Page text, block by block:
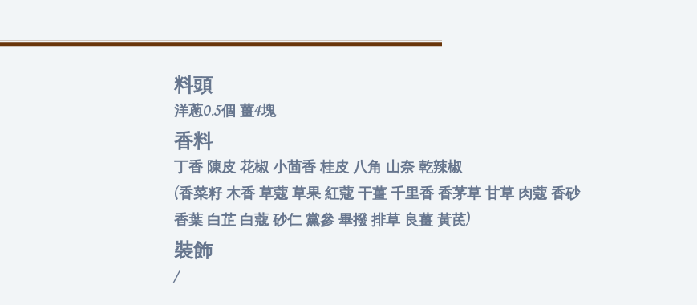
料頭
洋蔥0.5個 薑4塊
香料
丁香 陳皮 花椒 小茴香 桂皮 八角 山奈 乾辣椒
(香菜籽 木香 草蔻 草果 紅蔻 干薑 千里香 香茅草 甘草 肉蔻 香砂
香葉 白芷 白蔻 砂仁 黨參 畢撥 排草 良薑 黃芪)
裝飾
/